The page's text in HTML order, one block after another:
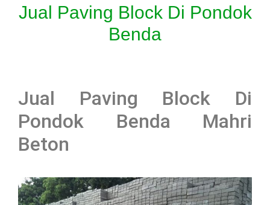
Jual Paving Block Di Pondok
Benda
Jual Paving Block Di
Pondok Benda Mahri
Beton